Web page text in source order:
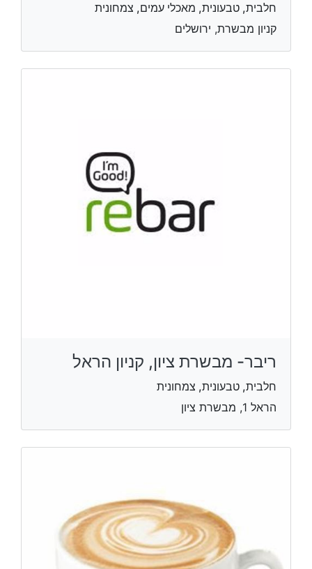
חלבית, טבעונית, מאכלי עמים, צמחונית
קניון מבשרת, ירושלים
ריבר- מבשרת ציון, קניון הראל
חלבית, טבעונית, צמחונית
הראל 1, מבשרת ציון